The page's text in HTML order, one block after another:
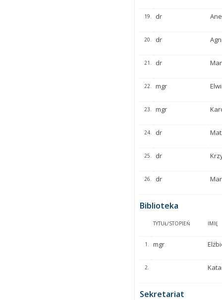
19. dr
20. dr
21. dr
22. mgr
23. mgr
24. dr
25. dr
26. dr
Biblioteka
TYTUŁ/STOPIEŃ IMIĘ
1. mgr
2.
Sekretariat